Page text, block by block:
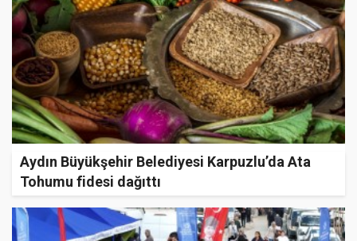
Aydın Büyükşehir Belediyesi Karpuzlu’da Ata
Tohumu fidesi dağıttı